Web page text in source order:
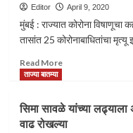
दोन
तरुणांनी
वाहतूक
काठीने
Editor April 9, 2020
मुंबई : राज्यात कोरोना
तासांत 25 कोरोनाबाधितांचा
Read MoreRead
राज्यात
24
तासांत
ताज्या बातम्या
सिमा सावळे यांच्या
वाढ रोखल्या